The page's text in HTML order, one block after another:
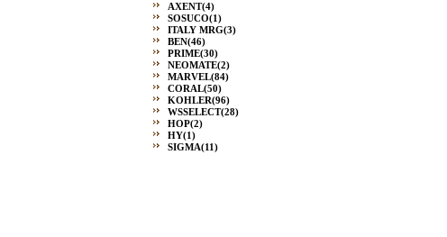
AXENT(4)
SOSUCO(1)
ITALY MRG(3)
BEN(46)
PRIME(30)
NEOMATE(2)
MARVEL(84)
CORAL(50)
KOHLER(96)
WSSELECT(28)
HOP(2)
HY(1)
SIGMA(11)